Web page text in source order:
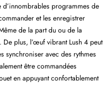
programmes de
et les enregistrer
de la part du ou de la
plus, l’œuf vibrant Lush 4 peut
synchroniser avec des rythmes
être commandées
en appuyant confortablement